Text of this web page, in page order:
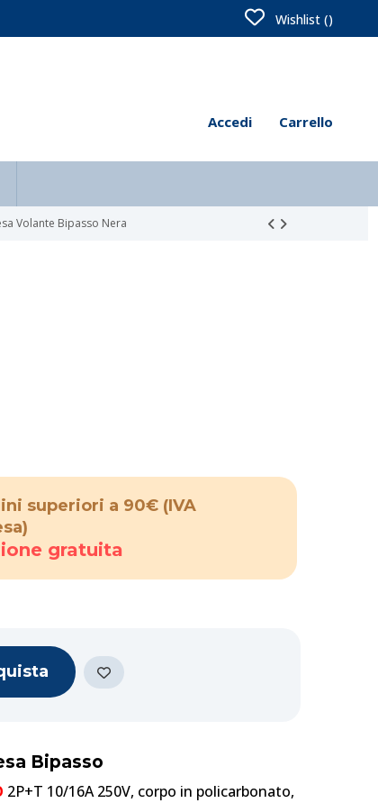
Wishlist ()
Accedi Carrello
Volante Bipasso Nera
superiori a 90€ (IVA
gratuita
Bipasso
2P+T 10/16A 250V, corpo in policarbonato,